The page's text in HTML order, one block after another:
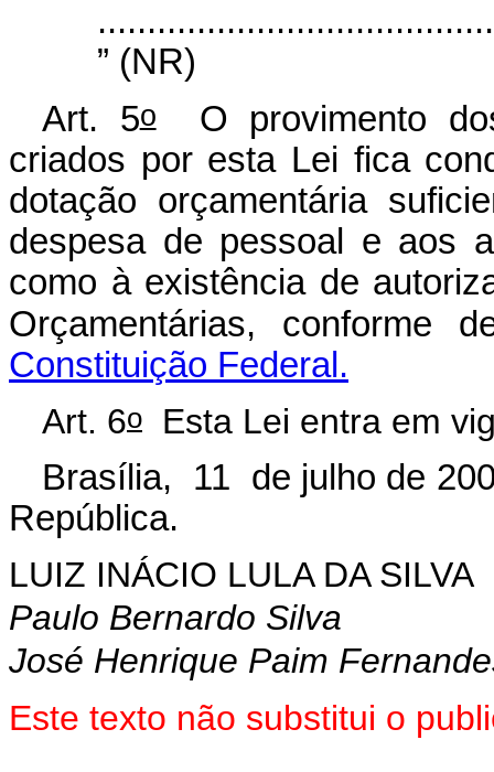
” (NR)
Art. 5oO provimento
criados por esta Lei fica
dotação orçamentária
despesa de pessoal e aos
como à existência de
Orçamentárias, conforme
Constituição Federal.
Art. 6o Esta Lei entra em
Brasília, 11 de julho de
República.
LUIZ INÁCIO LULA DA SILVA
Paulo Bernardo Silva
José Henrique Paim
Este texto não substitui o